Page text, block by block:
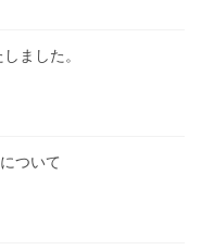
ました。
ついて